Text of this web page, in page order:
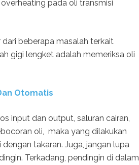
pada oli transmisi
beberapa masalah terkait
gigi lengket adalah memeriksa oli
Otomatis
input dan output, saluran cairan,
oli, maka yang dilakukan
takaran. Juga, jangan lupa
Terkadang, pendingin di dalam